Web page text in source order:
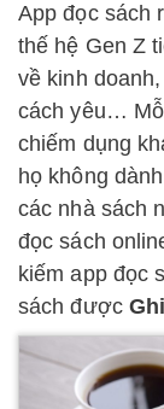
App đọc sách
thế hệ Gen Z
về kinh
cách yêu…
chiếm dụng
họ không
các nhà sách
đọc sách
kiếm app đọc
sách được